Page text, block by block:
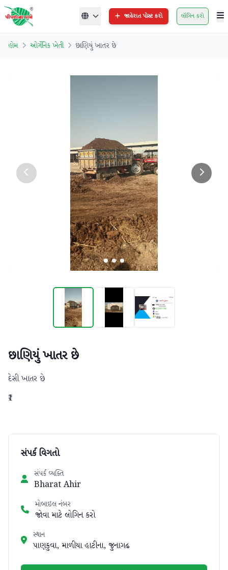
જાહેરાત પોસ્ટ કરો લૉગિન કરો
હોમ ઓર્ગેનિક ખેતી છાણિયું ખાતર છે
છાણિયું ખાતર છે
દેસી ખાતર છે
₹1
સંપર્ક વિગતો
સંપર્ક વ્યક્તિ
Bharat Ahir
મોબાઇલ નંબર
જોવા માટે લોગિન કરો
સ્થાન
પાણકુવા, માળીયા હાટીના, જુનાગઢ